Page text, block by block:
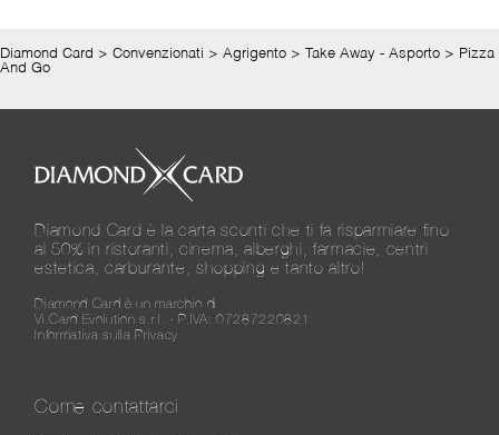
Diamond Card > Convenzionati > Agrigento > Take Away - Asporto > Pizza
And Go
Diamond Card è la carta sconti che ti fa risparmiare fino
al 50% in ristoranti, cinema, alberghi, farmacie, centri
estetica, carburante, shopping e tanto altro!
Diamond Card è un marchio di
Vi.Card Evolution s.r.l. - P.IVA: 07287220821
Informativa sulla Privacy
Come contattarci